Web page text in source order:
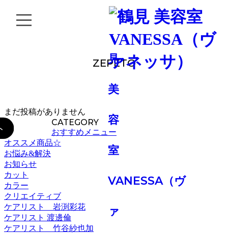
BLOG
ZEPETO
まだ投稿がありません
CATEGORY
おすすめメニュー
オススメ商品☆
お悩み&解決
お知らせ
カット
カラー
クリエイティブ
ケアリスト 岩渕彩花
ケアリスト 渡邊倫
ケアリスト 竹谷紗也加